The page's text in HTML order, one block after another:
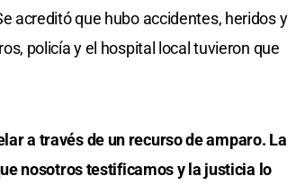
acreditó que hubo accidentes, heridos y
policía y el hospital local tuvieron que
a través de un recurso de amparo. La
nosotros testificamos y la justicia lo